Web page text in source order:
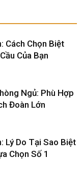
Cách Chọn Biệt
Của Bạn
Ngủ: Phù Hợp
Đoàn Lớn
Lý Do Tại Sao Biệt
Chọn Số 1